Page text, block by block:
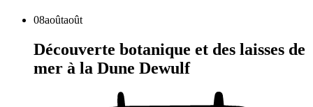
08aoûtaoût
Découverte botanique et des laisses de
mer à la Dune Dewulf